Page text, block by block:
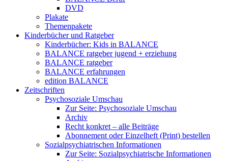
DVD
Plakate
Themenpakete
Kinderbücher und Ratgeber
Kinderbücher: Kids in BALANCE
BALANCE ratgeber jugend + erziehung
BALANCE ratgeber
BALANCE erfahrungen
edition BALANCE
Zeitschriften
Psychosoziale Umschau
Zur Seite: Psychosoziale Umschau
Archiv
Recht konkret – alle Beiträge
Abonnement oder Einzelheft (Print) bestellen
Sozialpsychiatrischen Informationen
Zur Seite: Sozialpsychiatrische Informationen